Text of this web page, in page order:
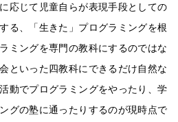
応じて児童自らが表現手段としての
る、「生きた」プログラミングを根
ミングを専門の教科にするのではな
といった四教科にできるだけ自然な
動でプログラミングをやったり、学
グの塾に通ったりするのが現時点で